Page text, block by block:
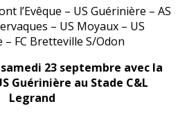
l’Evêque – US Guérinière – AS
– US Moyaux – US
FC Bretteville S/Odon
23 septembre avec la
Guérinière au Stade C&L
Legrand